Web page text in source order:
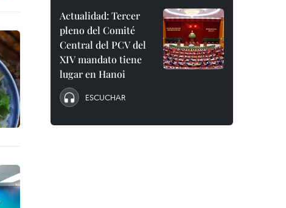
Actualidad: Tercer
pleno del Comité
Central del PCV del
XIV mandato tiene
lugar en Hanoi
ESCUCHAR